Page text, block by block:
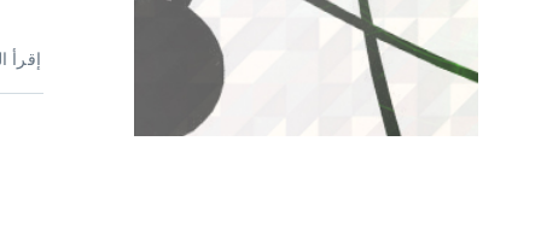
إقرأ